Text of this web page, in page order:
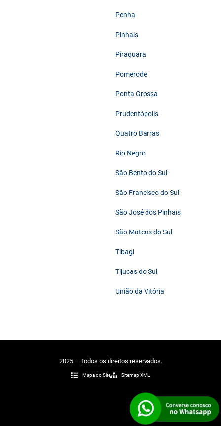
Penha
Pinhais
Piraquara
Pomerode
Ponta Grossa
Prudentópolis
Quatro Barras
Rio Negro
São Bento do Sul
São Francisco do Sul
São José dos Pinhais
São Mateus do Sul
Tibagi
Tijucas do Sul
União da Vitória
2025 – Todos os direitos reservados.
Mapa do Site Sitemap XML